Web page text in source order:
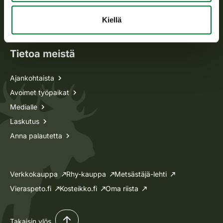
Kiellä
Tietoa meistä
Ajankohtaista
Avoimet työpaikat
Medialle
Laskutus
Anna palautetta
Verkkokauppa Rhy-kauppa
Metsästäjä-lehti
Vieraspeto.fi
Kosteikko.fi Oma riista
Takaisin ylös